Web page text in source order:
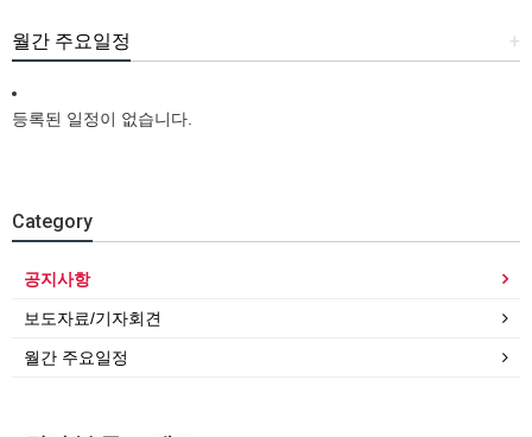
+
월간 주요일정
등록된 일정이 없습니다.
Category
공지사항
보도자료/기자회견
월간 주요일정